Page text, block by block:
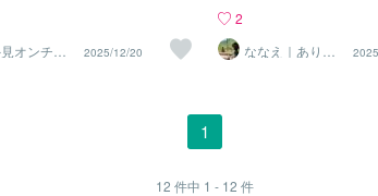
分に長く触れることが多いか
いう性質が仕事を支えてくれて
じます。 「表面的に答えを出
っと話してみたら、 「あ、意外
するまで20年以上かかりま
こそ、外見のしんどさに
きたいと思っています。3
手伝いができればうれしい
と息をつける「小さな避難
——まずは全体の流れや「ど
があるのか」をシンプルにお
す。不安な気持ちで来てくださ
過去のカラー履歴・生活リズム
見オンチ」
バイザー 山
2025/12/20
ら笑われる、 馬鹿にされる
えてしまう・・・ その思
私の実体験を交えてアプロ
らが あなたらしい笑顔で輝
2
ななえ｜ありの
ままの自分にOK
1
12 件中 1 - 12 件